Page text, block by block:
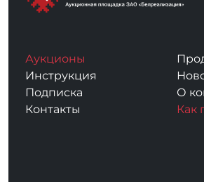
Аукционы
Инструкция
Подписка
О
Контакты
Как